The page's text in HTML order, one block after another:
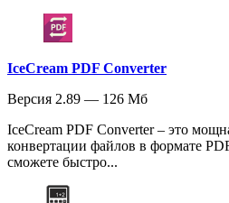
IceCream PDF Converter
Версия 2.89 — 126 Мб
IceCream PDF Converter – это
конвертации файлов в формате
сможете быстро...